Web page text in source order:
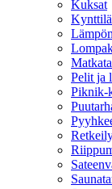
Kuksat
Pelit ja
Piknik-